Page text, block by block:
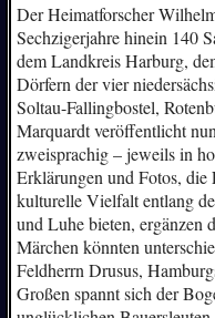
Der Heimatforscher
Sechzigerjahre hinein 140
dem Landkreis Harburg,
Dörfern der vier
Soltau-Fallingbostel,
Marquardt veröffentlicht
zweisprachig – jeweils in
Erklärungen und Fotos,
kulturelle Vielfalt entlang
und Luhe bieten, ergänzen
Märchen könnten
Feldherrn Drusus,
Großen spannt sich der